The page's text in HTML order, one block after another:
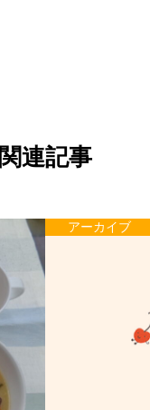
関連記事
アーカイブ